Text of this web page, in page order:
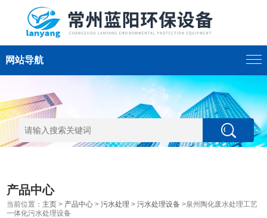
网站导航
产品中心
当前位置： 主页 > 产品中心 >污水处理 >污水处理设备 >泉州陶化废水处理工艺
一体化污水处理设备